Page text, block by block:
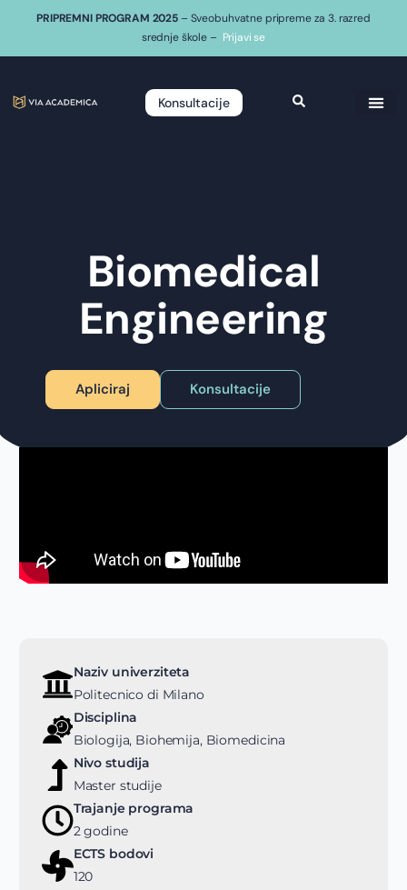
PRIPREMNI PROGRAM 2025 – Sveobuhvatne pripreme za 3. razred
srednje škole – Prijavi se
Konsultacije
Biomedical
Engineering
Apliciraj Konsultacije
Naziv univerziteta
Politecnico di Milano
Disciplina
Biologija, Biohemija, Biomedicina
Nivo studija
Master studije
Trajanje programa
2 godine
ECTS bodovi
120